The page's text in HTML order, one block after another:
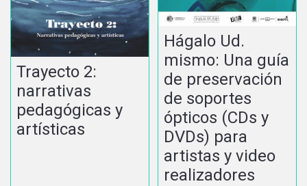
Trayecto 2:
narrativas
pedagógicas y
artísticas
Hágalo Ud.
mismo: Una guía
de preservación
de soportes
ópticos (CDs y
DVDs) para
artistas y video
realizadores